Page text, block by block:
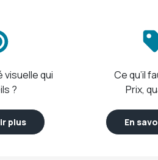
visuelle qui
?
plus
Ce qu’il
Prix,
En